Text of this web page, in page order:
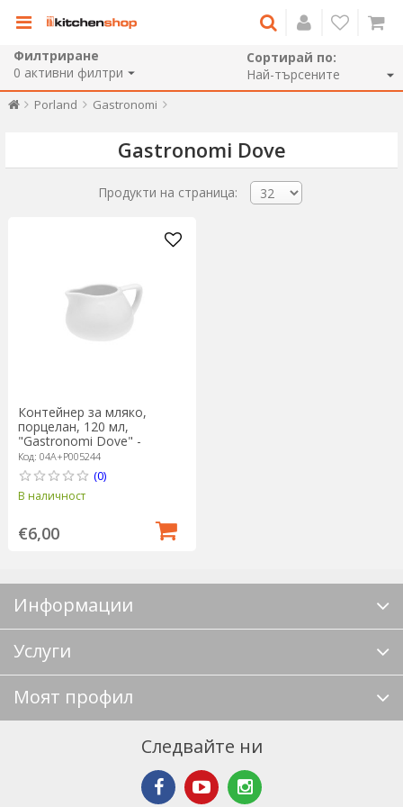
Филтриране
0 активни филтри
Сортирай по:
Porland Gastronomi
Gastronomi Dove
Продукти на страница:
Контейнер за мляко,
порцелан, 120 мл,
"Gastronomi Dove" -
Porland
Код: 04A+P005244
(0)
В наличност
€6,00
Информации
Услуги
Моят профил
Следвайте ни